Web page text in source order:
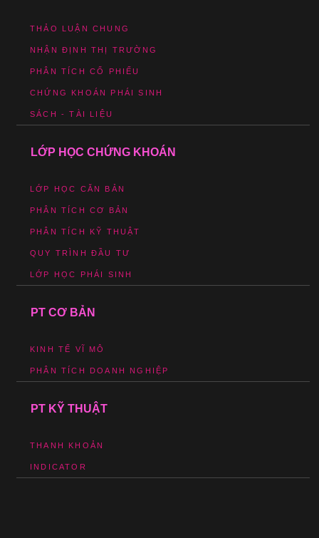
THẢO LUẬN CHUNG
NHẬN ĐỊNH THỊ TRƯỜNG
PHÂN TÍCH CỔ PHIẾU
CHỨNG KHOÁN PHÁI SINH
SÁCH - TÀI LIỆU
LỚP HỌC CHỨNG KHOÁN
LỚP HỌC CĂN BẢN
PHÂN TÍCH CƠ BẢN
PHÂN TÍCH KỸ THUẬT
QUY TRÌNH ĐẦU TƯ
LỚP HỌC PHÁI SINH
PT CƠ BẢN
KINH TẾ VĨ MÔ
PHÂN TÍCH DOANH NGHIỆP
PT KỸ THUẬT
THANH KHOẢN
INDICATOR